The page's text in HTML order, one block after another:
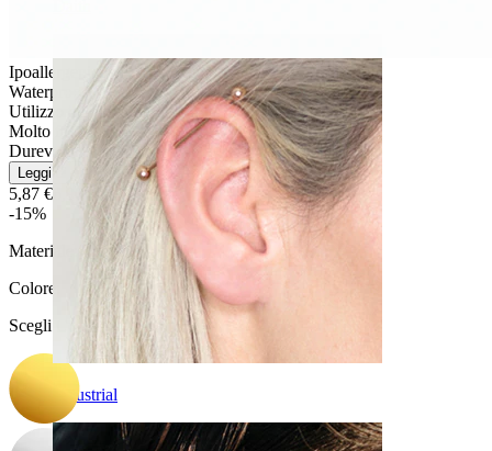
Industrial
Ipoallergenico
Waterproof
Utilizzo quotidiano
Molto facile
Durevole
Leggi di più
5,87 € 6,90 €
-15%
Materiale:
Titanio
Colore
Scegli Colore